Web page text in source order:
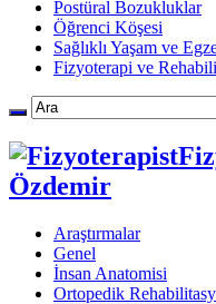
Postüral Bozukluklar
Öğrenci Köşesi
Sağlıklı Yaşam ve
Fizyoterapi ve
Özdemir
Araştırmalar
Genel
İnsan Anatomisi
Ortopedik